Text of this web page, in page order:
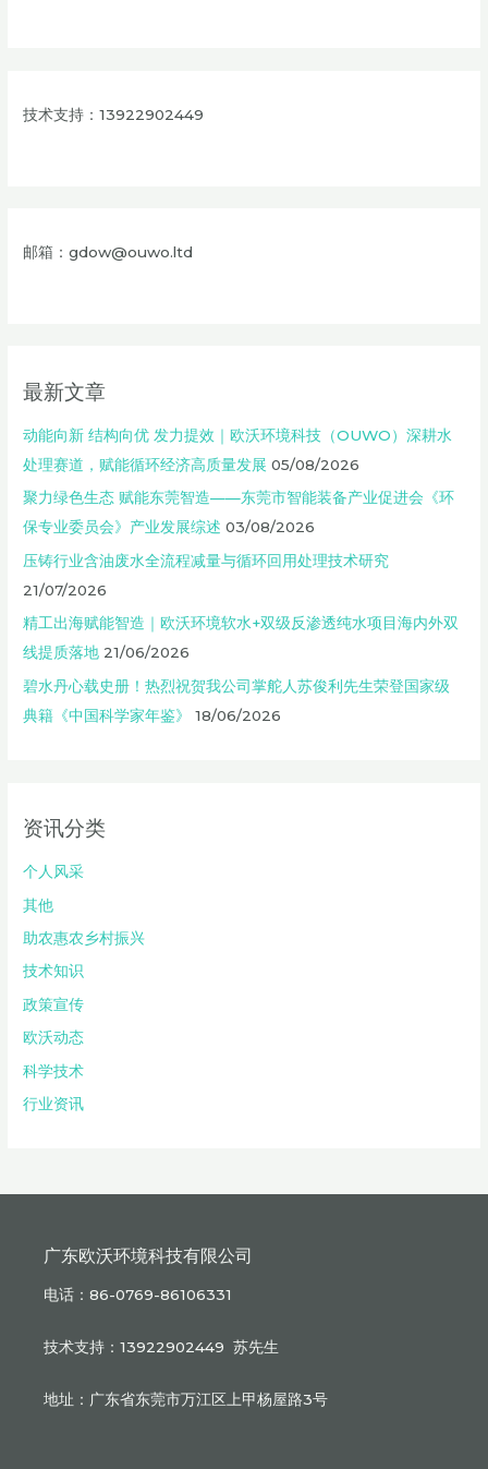
技术支持：13922902449
邮箱：gdow@ouwo.ltd
最新文章
动能向新 结构向优 发力提效｜欧沃环境科技（OUWO）深耕水
处理赛道，赋能循环经济高质量发展 05/08/2026
聚力绿色生态 赋能东莞智造——东莞市智能装备产业促进会《环
保专业委员会》产业发展综述 03/08/2026
压铸行业含油废水全流程减量与循环回用处理技术研究
21/07/2026
精工出海赋能智造｜欧沃环境软水+双级反渗透纯水项目海内外双
线提质落地 21/06/2026
碧水丹心载史册！热烈祝贺我公司掌舵人苏俊利先生荣登国家级
典籍《中国科学家年鉴》
18/06/2026
资讯分类
个人风采
其他
助农惠农乡村振兴
技术知识
政策宣传
欧沃动态
科学技术
行业资讯
广东欧沃环境科技有限公司
电话：86-0769-86106331
技术支持：13922902449 苏先生
地址：广东省东莞市万江区上甲杨屋路3号